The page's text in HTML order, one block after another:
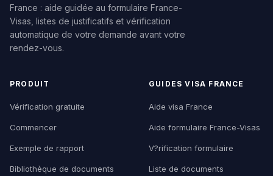
France : aide guidée au formulaire France-
Visas, listes de justificatifs et vérification
automatique de votre demande avant votre
rendez-vous.
PRODUIT
Vérification gratuite
Commencer
Exemple de rapport
Bibliothèque de documents
GUIDES VISA FRANCE
Aide visa France
Aide formulaire France-Visas
V?rification formulaire
Liste de documents